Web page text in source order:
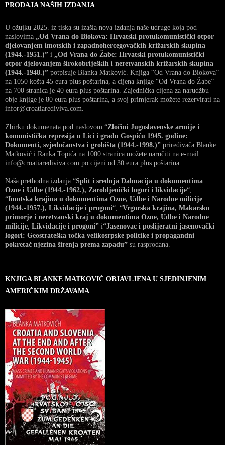
PRODAJA NAŠIH IZDANJA
U ožujku 2025. iz tiska su izašla nova izdanja naše udruge koja pod
naslovima „Od Vrana do Biokova: Hrvatski protukomunistički otpor
djelovanjem imotskih i zapadnohercegovačkih križarskih skupina
(1944.-1951.)” i „Od Vrana do Žabe: Hrvatski protukomunistički
otpor djelovanjem širokobrijeških i neretvanskih križarskih skupina
(1944.-1948.)” potpisuje Blanka Matković. Knjiga “Od Vrana do Biokova”
na 1050 košta 45 eura plus poštarina, a cijena knjige “Od Vrana do Žabe”
na 700 stranica je 40 eura plus poštarina. Zajednička cijena za narudžbu
obje knjige je 80 eura plus poštarina, a svoj primjerak možete rezervirati na
infor@croatiarediviva.com.
Zbirku dokumenata pod naslovom “Zločini Jugoslavenske armije i
komunistička represija u Lici i gradu Gospiću 1945. godine:
Dokumenti, svjedočanstva i grobišta (1944.-1998.)” priređivača Blanke
Matković i Ranka Topića na 1000 stranica možete naručiti na e-mail
info@croatiarediviva.com po cijeni od 30 eura plus poštarina.
Naša prethodna izdanja “Split i srednja Dalmacija u dokumentima
Ozne i Udbe (1944.-1962.), Zarobljenički logori i likvidacije“,
“Imotska krajina u dokumentima Ozne, Udbe i Narodne milicije
(1944.-1957.), Likvidacije i progoni“, “Vrgorska krajina, Makarsko
primorje i neretvanski kraj u dokumentima Ozne, Udbe i Narodne
milicije, Likvidacije i progoni” i“Jasenovac i poslijeratni jasenovački
logori: Geostrateška točka velikosrpske politike i propagandni
pokretač njezina širenja prema zapadu” su rasprodana.
KNJIGA BLANKE MATKOVIĆ OBJAVLJENA U SJEDINJENIM
AMERIČKIM DRŽAVAMA